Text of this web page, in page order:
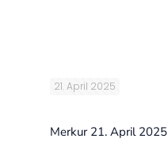
21. April 2025
Merkur 21. April 2025